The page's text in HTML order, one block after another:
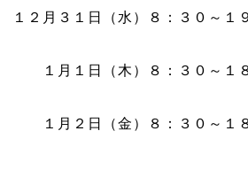
１２月３１日（水）８：３０～１
１月１日（木）８：３０～１
１月２日（金）８：３０～１